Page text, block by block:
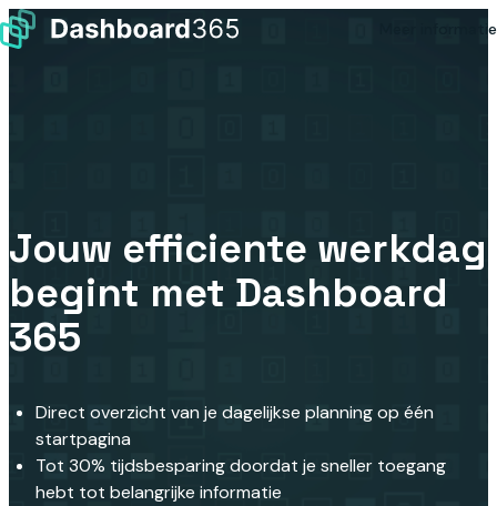
Skip to content Meer informatie
Jouw efficiente werkdag
begint met Dashboard
365
Direct overzicht van je dagelijkse planning op één
startpagina
Tot 30% tijdsbesparing doordat je sneller toegang
hebt tot belangrijke informatie